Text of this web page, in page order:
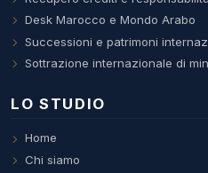
Desk Marocco e Mondo Arabo
Successioni e patrimoni
Sottrazione internazionale di
LO STUDIO
Home
Chi siamo